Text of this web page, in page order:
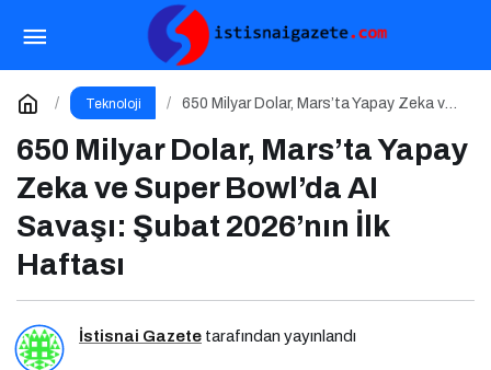
Teknoloji
650 Milyar Dolar, Mars’ta Yapay Zeka ve
İlk Haftası
650 Milyar Dolar, Mars’ta Yapay
Zeka ve Super Bowl’da AI
Savaşı: Şubat 2026’nın İlk
Haftası
İstisnai Gazete tarafından yayınlandı
OpenClaw ve Moltbook: AI Agent Ekonomisinin
İlk Altyapıları
Yorum Yap